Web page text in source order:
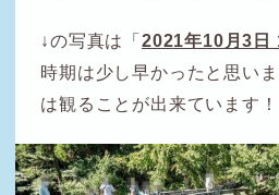
↓の写真は「2021年10月3日
時期は少し早かったと思い
は観ることが出来ています！